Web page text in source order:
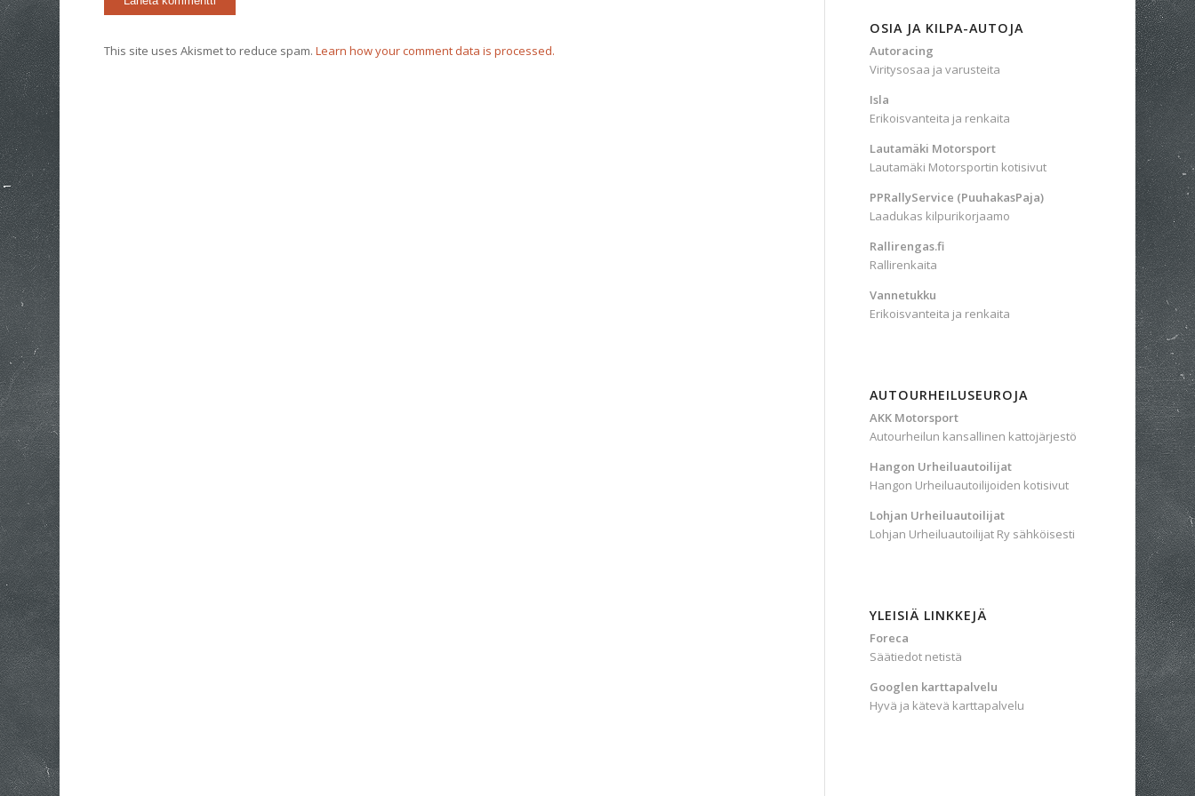
This site uses Akismet to reduce spam.Learn how your comment data is processed.
OSIA JA KILPA-AUTOJA
Autoracing
Viritysosaa ja varusteita
Isla
Erikoisvanteita ja renkaita
Lautamäki Motorsport
Lautamäki Motorsportin kotisivut
PPRallyService (PuuhakasPaja)
Laadukas kilpurikorjaamo
Rallirengas.fi
Rallirenkaita
Vannetukku
Erikoisvanteita ja renkaita
AUTOURHEILUSEUROJA
AKK Motorsport
Autourheilun kansallinen kattojärjestö
Hangon Urheiluautoilijat
Hangon Urheiluautoilijoiden kotisivut
Lohjan Urheiluautoilijat
Lohjan Urheiluautoilijat Ry sähköisesti
YLEISIÄ LINKKEJÄ
Foreca
Säätiedot netistä
Googlen karttapalvelu
Hyvä ja kätevä karttapalvelu